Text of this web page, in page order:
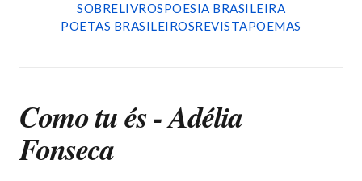
SOBRELIVROSPOESIA BRASILEIRA
POETAS BRASILEIROSREVISTAPOEMAS
Como tu és - Adélia
Fonseca